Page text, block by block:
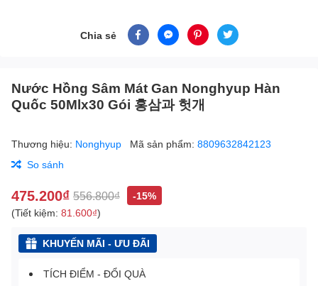
Chia sẻ
Nước Hồng Sâm Mát Gan Nonghyup Hàn
Quốc 50Mlx30 Gói 홍삼과 헛개
Thương hiệu: Nonghyup Mã sản phẩm: 8809632842123
So sánh
475.200₫ 556.800₫
-15%
(Tiết kiệm: 81.600₫)
KHUYẾN MÃI - ƯU ĐÃI
TÍCH ĐIỂM - ĐỔI QUÀ